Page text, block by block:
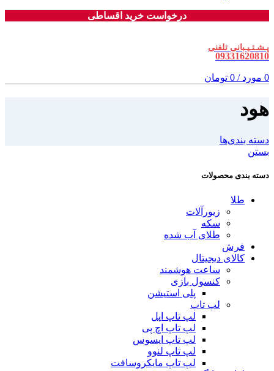
درخواست خرید اقساطی
پـشـتـیـبانی تلفنی
09331620810
0 مورد /
0 تومان
هود
دسته بندی‌ها
بستن
دسته بندی محصولات
طلا
زیورآلات
سکه
طلای آب شده
فرش
کالای دیجیتال
ساعت هوشمند
کنسول بازی
پلی استیشن
لپ تاپ
لپ تاپ اپل
لپ تاپ اچ پی
لپ تاپ ایسوس
لپ تاپ لنوو
لپ تاپ مایکروسافت